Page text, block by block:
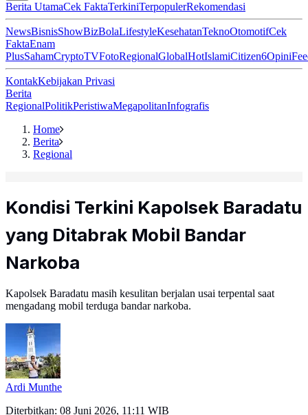
Berita UtamaCek FaktaTerkiniTerpopulerRekomendasi
NewsBisnisShowBizBolaLifestyleKesehatanTeknoOtomotifCek
FaktaEnam
PlusSahamCryptoTVFotoRegionalGlobalHotIslamiCitizen6Opini
KontakKebijakan Privasi
Berita
RegionalPolitikPeristiwaMegapolitanInfografis
Home
Berita
Regional
Kondisi Terkini Kapolsek Baradatu
yang Ditabrak Mobil Bandar
Narkoba
Kapolsek Baradatu masih kesulitan berjalan usai terpental saat
mengadang mobil terduga bandar narkoba.
Ardi Munthe
Diterbitkan: 08 Juni 2026, 11:11 WIB